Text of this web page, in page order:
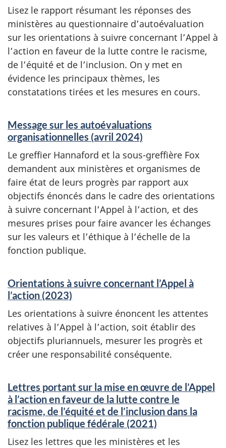
Lisez le rapport résumant les réponses des
ministères au questionnaire d’autoévaluation
sur les orientations à suivre concernant l’Appel à
l’action en faveur de la lutte contre le racisme,
de l’équité et de l’inclusion. On y met en
évidence les principaux thèmes, les
constatations tirées et les mesures en cours.
Message sur les autoévaluations
organisationnelles (avril 2024)
Le greffier Hannaford et la sous-greffière Fox
demandent aux ministères et organismes de
faire état de leurs progrès par rapport aux
objectifs énoncés dans le cadre des orientations
à suivre concernant l’Appel à l’action, et des
mesures prises pour faire avancer les échanges
sur les valeurs et l’éthique à l’échelle de la
fonction publique.
Orientations à suivre concernant l’Appel à
l’action (2023)
Les orientations à suivre énoncent les attentes
relatives à l’Appel à l’action, soit établir des
objectifs pluriannuels, mesurer les progrès et
créer une responsabilité conséquente.
Lettres portant sur la mise en œuvre de l’Appel
à l’action en faveur de la lutte contre le
racisme, de l’équité et de l’inclusion dans la
fonction publique fédérale (2021)
Lisez les lettres que les ministères et les